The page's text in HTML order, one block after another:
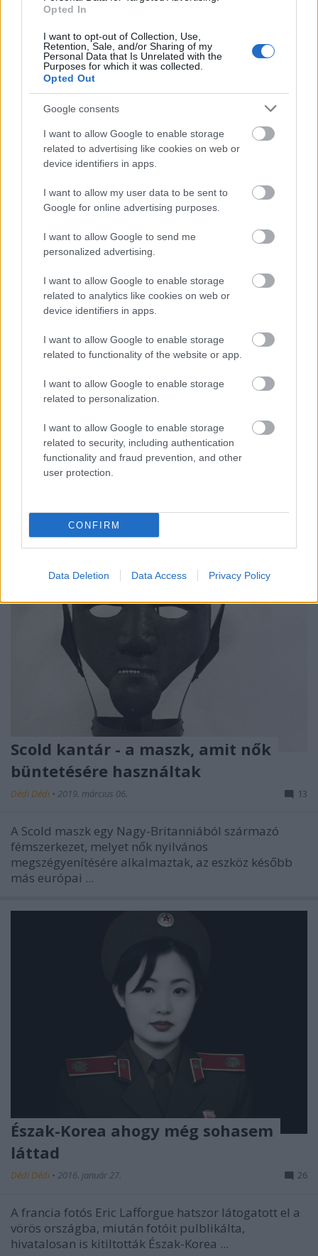
Opted In
I want to opt-out of Collection, Use,
Retention, Sale, and/or Sharing of my
Personal Data that Is Unrelated with the
Purposes for which it was collected.
Opted Out
Google consents
I want to allow Google to enable storage
related to advertising like cookies on web or
device identifiers in apps.
I want to allow my user data to be sent to
Google for online advertising purposes.
I want to allow Google to send me
personalized advertising.
I want to allow Google to enable storage
related to analytics like cookies on web or
device identifiers in apps.
I want to allow Google to enable storage
related to functionality of the website or app.
I want to allow Google to enable storage
related to personalization.
I want to allow Google to enable storage
related to security, including authentication
functionality and fraud prevention, and other
user protection.
CONFIRM
Data Deletion Data Access Privacy Policy
Kommunista-e a nőnap? Egy mítosz
története
Dédi Dédi•2019. március 08.
Bár a nőnap erősebb hagyományokkal rendelkezik
Európában mint az Egyesült Államokban,
Viva Las Vegas - 20 lenyűgöző fotó a
80-as évek Las Vegasáról
A 20. század közepén a las vegasi szervezett bűnözés
fokozatos leáldozásával egy új fejezet nyílt a város
Scold kantár - a maszk, amit nők
büntetésére használtak
Dédi Dédi • 2019. március 06. 13
A Scold maszk egy Nagy-Britanniából származó
fémszerkezet, melyet nők nyilvános
megszégyenítésére alkalmaztak, az eszköz később
más európai ...
Észak-Korea ahogy még sohasem
láttad
Dédi Dédi • 2016. január 27. 26
A francia fotós Eric Lafforgue hatszor látogatott el a
vörös országba, miután fotóit pulblikálta,
hivatalosan is kitiltották Észak-Korea ...